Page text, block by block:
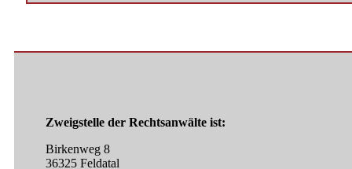
Zweigstelle der Rechtsanwälte ist:
Birkenweg 8
36325 Feldatal